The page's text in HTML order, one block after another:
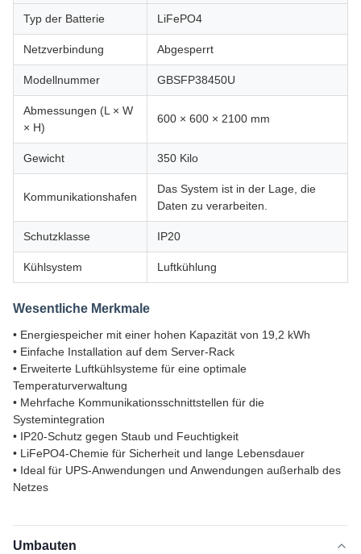
Typ der Batterie LiFePO4
Netzverbindung Abgesperrt
Modellnummer GBSFP38450U
Abmessungen (L × W
× H)
600 × 600 × 2100 mm
Gewicht 350 Kilo
Kommunikationshafen
Das System ist in der Lage, die
Daten zu verarbeiten.
Schutzklasse IP20
Kühlsystem Luftkühlung
Wesentliche Merkmale
• Energiespeicher mit einer hohen Kapazität von 19,2 kWh
• Einfache Installation auf dem Server-Rack
• Erweiterte Luftkühlsysteme für eine optimale
Temperaturverwaltung
• Mehrfache Kommunikationsschnittstellen für die
Systemintegration
• IP20-Schutz gegen Staub und Feuchtigkeit
• LiFePO4-Chemie für Sicherheit und lange Lebensdauer
• Ideal für UPS-Anwendungen und Anwendungen außerhalb des
Netzes
Umbauten